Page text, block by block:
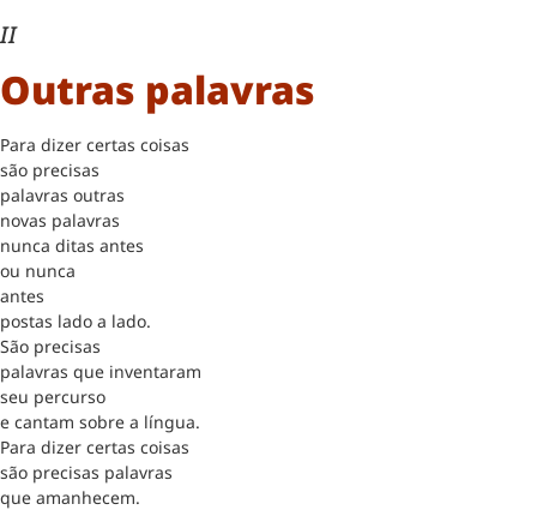
II
Outras palavras
Para dizer certas coisas
são precisas
palavras outras
novas palavras
nunca ditas antes
ou nunca
antes
postas lado a lado.
São precisas
palavras que inventaram
seu percurso
e cantam sobre a língua.
Para dizer certas coisas
são precisas palavras
que amanhecem.